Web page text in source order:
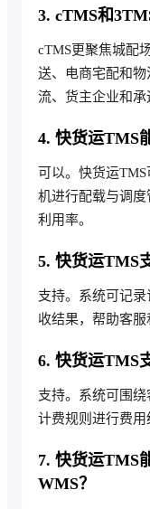
3. cTMS和
cTMS更聚焦城配
送、电商宅配和
流、货主企业和承
4. 快货运TMS
可以。快货运
机进行配载与调
利用率。
5. 快货运TMS
支持。系统可记
收结果，帮助客服
6. 快货运TMS
支持。系统可围
计费规则进行费用
7. 快货运TMS
WMS？